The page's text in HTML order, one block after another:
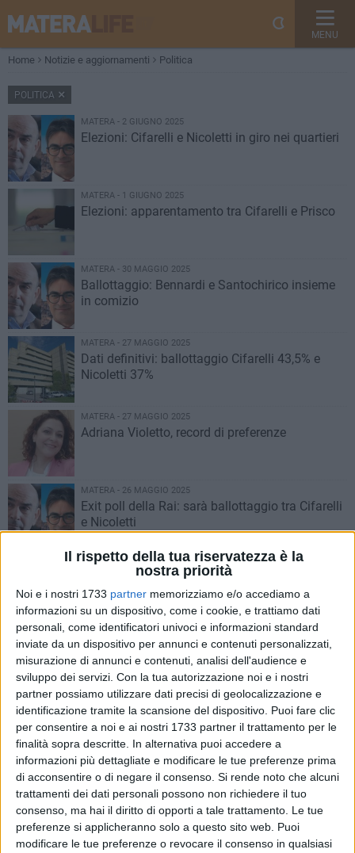
Il rispetto della tua riservatezza è la
nostra priorità
Noi e i nostri 1733 partner memorizziamo e/o accediamo a
informazioni su un dispositivo, come i cookie, e trattiamo dati
personali, come identificatori univoci e informazioni standard
inviate da un dispositivo per annunci e contenuti personalizzati,
misurazione di annunci e contenuti, analisi dell'audience e
sviluppo dei servizi. Con la tua autorizzazione noi e i nostri
partner possiamo utilizzare dati precisi di geolocalizzazione e
identificazione tramite la scansione del dispositivo. Puoi fare clic
per consentire a noi e ai nostri 1733 partner il trattamento per le
finalità sopra descritte. In alternativa puoi accedere a
informazioni più dettagliate e modificare le tue preferenze prima
di acconsentire o di negare il consenso. Si rende noto che alcuni
trattamenti dei dati personali possono non richiedere il tuo
consenso, ma hai il diritto di opporti a tale trattamento. Le tue
preferenze si applicheranno solo a questo sito web. Puoi
modificare le tue preferenze o revocare il consenso in qualsiasi
MENU
Home Notizie e aggiornamenti Politica
POLITICA
MATERA - 2 GIUGNO 2025
Elezioni: Cifarelli e Nicoletti in giro nei quartieri
MATERA - 1 GIUGNO 2025
Elezioni: apparentamento tra Cifarelli e Prisco
MATERA - 30 MAGGIO 2025
Ballottaggio: Bennardi e Santochirico insieme
in comizio
MATERA - 27 MAGGIO 2025
Dati definitivi: ballottaggio Cifarelli 43,5% e
Nicoletti 37%
MATERA - 27 MAGGIO 2025
Adriana Violetto, record di preferenze
MATERA - 26 MAGGIO 2025
Exit poll della Rai: sarà ballottaggio tra Cifarelli
e Nicoletti
MATERA - 26 MAGGIO 2025
Matera: ieri ha votato il 50% degli elettori
MATERA - 21 MAGGIO 2025
Leader Movimento 5 stelle Conte a Matera
MATERA - 9 MAGGIO 2025
Obiettivo rilancio dell'ospedale di Matera
MATERA - 3 MAGGIO 2025
Primo confronto tra i cinque candidati a
sindaco